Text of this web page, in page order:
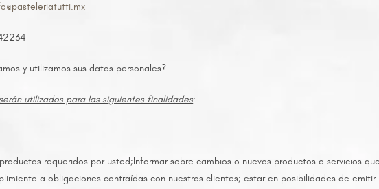
y utilizamos sus datos personales?
utilizados para las siguientes finalidades:
requeridos por usted;Informar sobre cambios o nuevos productos o servicios
a obligaciones contraídas con nuestros clientes; estar en posibilidades de